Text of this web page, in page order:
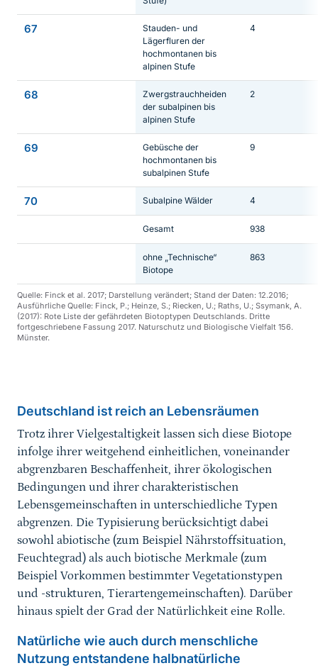
Quelle: Finck et al. 2017; Darstellung verändert; Stand der Daten: 12.2016;
Ausführliche Quelle: Finck, P.; Heinze, S.; Riecken, U.; Raths, U.; Ssymank, A.
(2017): Rote Liste der gefährdeten Biotoptypen Deutschlands. Dritte
fortgeschriebene Fassung 2017. Naturschutz und Biologische Vielfalt 156.
Münster.
67
Stauden- und
Lägerfluren der
hochmontanen bis
alpinen Stufe
4
68
Zwergstrauchheiden
der subalpinen bis
alpinen Stufe
2
69
Gebüsche der
hochmontanen bis
subalpinen Stufe
9
70 Subalpine Wälder 4
Gesamt 938
ohne „Technische“
Biotope
863
Deutschland ist reich an Lebensräumen
Trotz ihrer Vielgestaltigkeit lassen sich diese Biotope
infolge ihrer weitgehend einheitlichen, voneinander
abgrenzbaren Beschaffenheit, ihrer ökologischen
Bedingungen und ihrer charakteristischen
Lebensgemeinschaften in unterschiedliche Typen
abgrenzen. Die Typisierung berücksichtigt dabei
sowohl abiotische (zum Beispiel Nährstoffsituation,
Feuchtegrad) als auch biotische Merkmale (zum
Beispiel Vorkommen bestimmter Vegetationstypen
und -strukturen, Tierartengemeinschaften). Darüber
hinaus spielt der Grad der Natürlichkeit eine Rolle.
Natürliche wie auch durch menschliche
Nutzung entstandene halbnatürliche